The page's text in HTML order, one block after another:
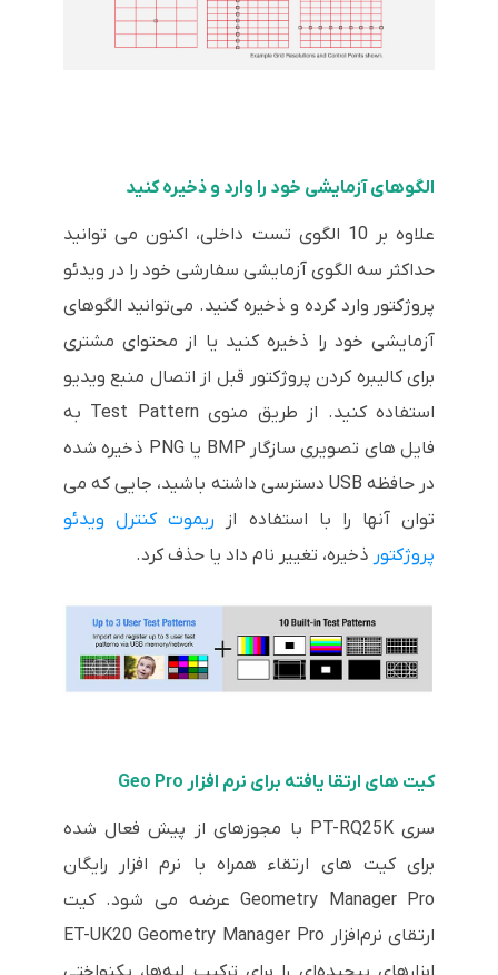
الگوهای آزمایشی خود را وارد و ذخیره کنید
علاوه بر 10 الگوی تست داخلی، اکنون می توانید
حداکثر سه الگوی آزمایشی سفارشی خود را در ویدئو
پروژکتور وارد کرده و ذخیره کنید. می‌توانید الگوهای
آزمایشی خود را ذخیره کنید یا از محتوای مشتری
برای کالیبره کردن پروژکتور قبل از اتصال منبع ویدیو
استفاده کنید. از طریق منوی Test Pattern به
فایل های تصویری سازگار BMP یا PNG ذخیره شده
در حافظه USB دسترسی داشته باشید، جایی که می
توان آنها را با استفاده از ریموت کنترل ویدئو
پروژکتور ذخیره، تغییر نام داد یا حذف کرد.
کیت های ارتقا یافته برای نرم افزار Geo Pro
سری PT-RQ25K با مجوزهای از پیش فعال شده
برای کیت های ارتقاء همراه با نرم افزار رایگان
Geometry Manager Pro عرضه می شود. کیت
ارتقای نرم‌افزار ET-UK20 Geometry Manager Pro